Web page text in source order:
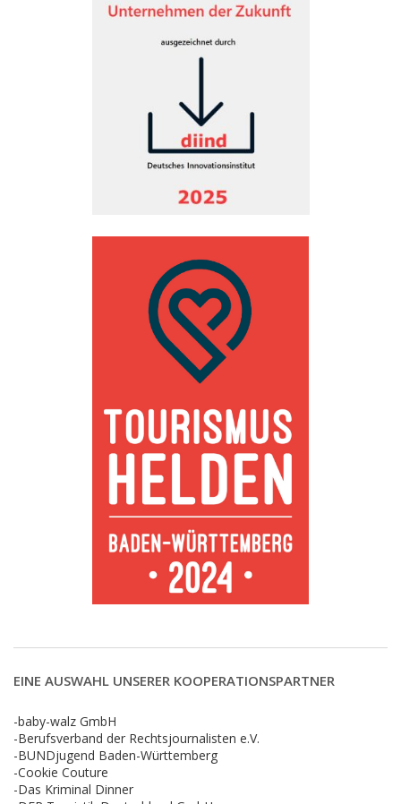
EINE AUSWAHL UNSERER KOOPERATIONSPARTNER
-baby-walz GmbH
-Berufsverband der Rechtsjournalisten e.V.
-BUNDjugend Baden-Württemberg
-Cookie Couture
-Das Kriminal Dinner